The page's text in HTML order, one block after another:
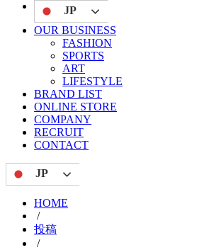
JP
OUR BUSINESS
FASHION
SPORTS
ART
LIFESTYLE
BRAND LIST
ONLINE STORE
COMPANY
RECRUIT
CONTACT
JP
HOME
/
投稿
/